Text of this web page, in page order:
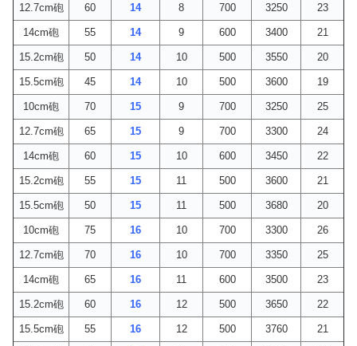
12.7cm砲 60 14 8 700 3250 23
14cm砲 55 14 9 600 3400 21
15.2cm砲 50 14 10 500 3550 20
15.5cm砲 45 14 10 500 3600 19
10cm砲 70 15 9 700 3250 25
12.7cm砲 65 15 9 700 3300 24
14cm砲 60 15 10 600 3450 22
15.2cm砲 55 15 11 500 3600 21
15.5cm砲 50 15 11 500 3680 20
10cm砲 75 16 10 700 3300 26
12.7cm砲 70 16 10 700 3350 25
14cm砲 65 16 11 600 3500 23
15.2cm砲 60 16 12 500 3650 22
15.5cm砲 55 16 12 500 3760 21